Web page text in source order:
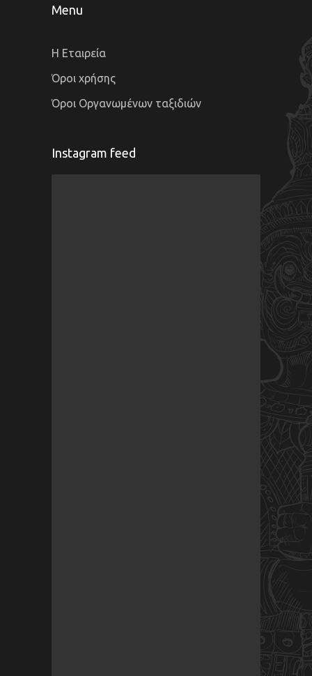
Menu
Η Εταιρεία
Όροι χρήσης
Όροι Οργανωμένων ταξιδιών
Instagram feed